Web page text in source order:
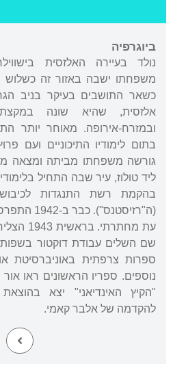
ביוגרפיה
משפחתו ישבה באזור זה כשלוש
כשאר התושבים בעיקר בניב
אלזסית, שהיא שונה
ובמזרח-אירופה. מאוחר יותר
בתום לימודיו התיכוניים ועם
גורשה משפחתו מביתה ומצאה
ליד טולוז, עיר שבה התחיל
בהקמת רשת התנגדות
עת
שם השלים עבודת דוקטור בשפות
ספרות צרפתית באוניברסיטת
נוספים. ספריו הראשונים ראו
להקדמה של אלבר קאמי.